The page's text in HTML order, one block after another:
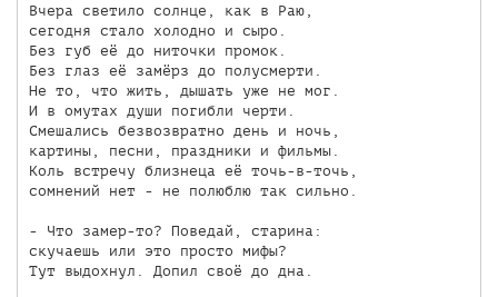
Вчера светило солнце, как в Раю,
сегодня стало холодно и сыро.
Без губ её до ниточки промок.
Без глаз её замёрз до полусмерти.
Не то, что жить, дышать уже не мог.
И в омутах души погибли черти.
Смешались безвозвратно день и ночь,
картины, песни, праздники и фильмы.
Коль встречу близнеца её точь-в-точь,
сомнений нет - не полюблю так сильно.
- Что замер-то? Поведай, старина:
скучаешь или это просто мифы?
Тут выдохнул. Допил своё до дна.